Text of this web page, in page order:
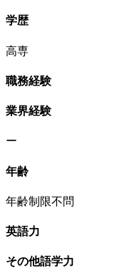
学歴
高専
職務経験
業界経験
ー
年齢
年齢制限不問
英語力
その他語学力